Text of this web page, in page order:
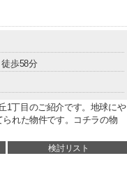
歩58分
1丁目のご紹介です。地球にや
れた物件です。コチラの物
検討リスト